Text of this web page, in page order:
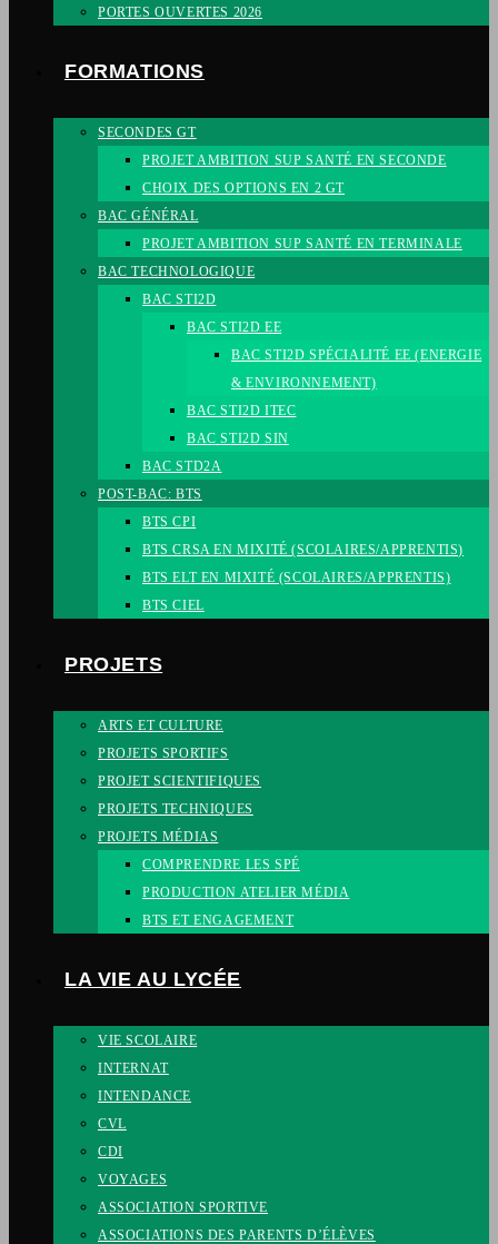
PORTES OUVERTES 2026
FORMATIONS
SECONDES GT
PROJET AMBITION SUP SANTÉ EN SECONDE
CHOIX DES OPTIONS EN 2 GT
BAC GÉNÉRAL
PROJET AMBITION SUP SANTÉ EN TERMINALE
BAC TECHNOLOGIQUE
BAC STI2D
BAC STI2D EE
BAC STI2D SPÉCIALITÉ EE (ENERGIE
& ENVIRONNEMENT)
BAC STI2D ITEC
BAC STI2D SIN
BAC STD2A
POST-BAC: BTS
BTS CPI
BTS CRSA EN MIXITÉ (SCOLAIRES/APPRENTIS)
BTS ELT EN MIXITÉ (SCOLAIRES/APPRENTIS)
BTS CIEL
PROJETS
ARTS ET CULTURE
PROJETS SPORTIFS
PROJET SCIENTIFIQUES
PROJETS TECHNIQUES
PROJETS MÉDIAS
COMPRENDRE LES SPÉ
PRODUCTION ATELIER MÉDIA
BTS ET ENGAGEMENT
LA VIE AU LYCÉE
VIE SCOLAIRE
INTERNAT
INTENDANCE
CVL
CDI
VOYAGES
ASSOCIATION SPORTIVE
ASSOCIATIONS DES PARENTS D’ÉLÈVES